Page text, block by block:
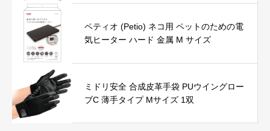
旅行用品
ンチまでのスマホ対応
ペティオ (Petio) ネコ用 ペットのための電
気ヒーター ハード 金属 M サイズ
ミドリ安全 合成皮革手袋 PUウイングロー
ブC 薄手タイプ Mサイズ 1双